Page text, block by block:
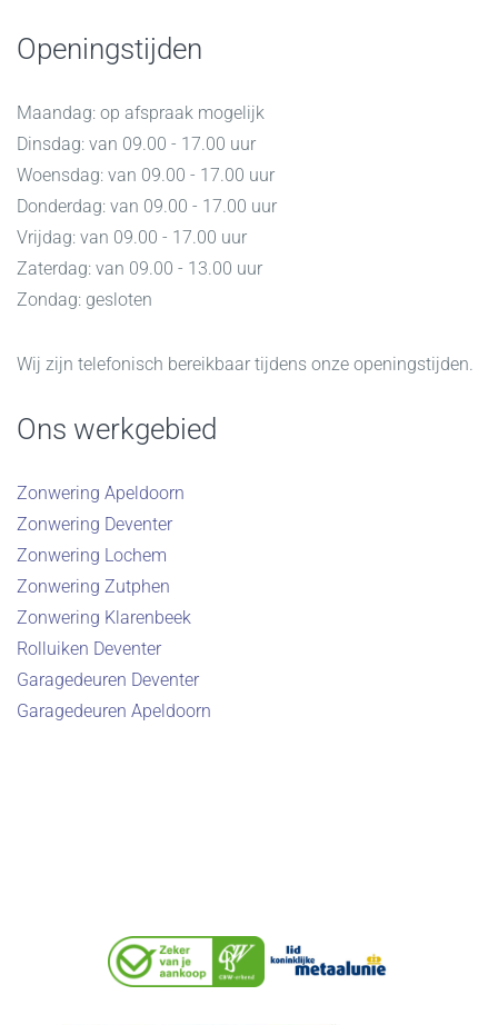
Openingstijden
Maandag: op afspraak mogelijk
Dinsdag: van 09.00 - 17.00 uur
Woensdag: van 09.00 - 17.00 uur
Donderdag: van 09.00 - 17.00 uur
Vrijdag: van 09.00 - 17.00 uur
Zaterdag: van 09.00 - 13.00 uur
Zondag: gesloten
Wij zijn telefonisch bereikbaar tijdens onze openingstijden.
Ons werkgebied
Zonwering Apeldoorn
Zonwering Deventer
Zonwering Lochem
Zonwering Zutphen
Zonwering Klarenbeek
Rolluiken Deventer
Garagedeuren Deventer
Garagedeuren Apeldoorn